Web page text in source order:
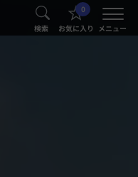
検索
0
お気に入り メニュー
®